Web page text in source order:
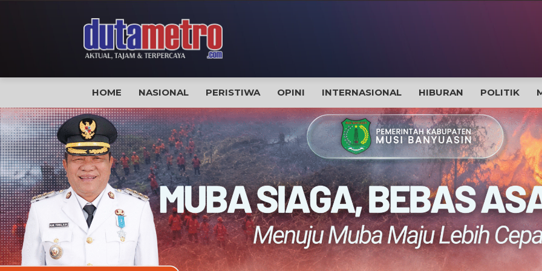
HOME NASIONAL PERISTIWA OPINI INTERNASIONAL HIBURAN POLITIK